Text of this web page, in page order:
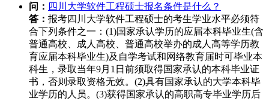
问： 四川大学软件工程硕士报名条件是什么？
答： 报考四川大学软件工程硕士的考生学业水平必须符
合下列条件之一：(1)国家承认学历的应届本科毕业生(含
普通高校、成人高校、普通高校举办的成人高等学历教
育应届本科毕业生)及自学考试和网络教育届时可毕业本
科生，录取当年9月1日前须取得国家承认的本科毕业证
书，否则录取资格无效。(2)具有国家承认的大学本科毕
业学历的人员。(3)获得国家承认的高职高专毕业学历后